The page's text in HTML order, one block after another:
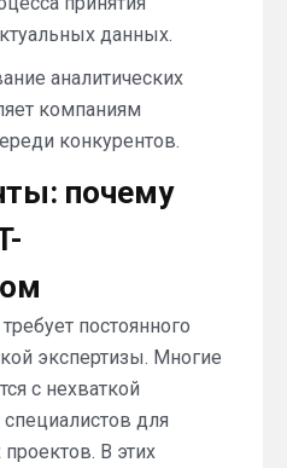
данных.
аналитических
компаниям
конкурентов.
почему
постоянного
экспертизы. Многие
с нехваткой
для
В этих